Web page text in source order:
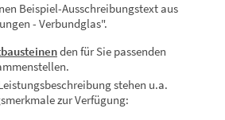
Beispiel-Ausschreibungstext aus
- Verbundglas".
den für Sie passenden
stehen u.a.
zur Verfügung: